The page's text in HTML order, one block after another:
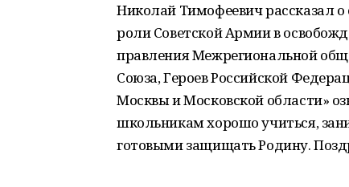
Николай Тимофеевич рассказал о
роли Советской Армии в
правления Межрегиональной
Союза, Героев Российской
Москвы и Московской области»
школьникам хорошо учиться,
готовыми защищать Родину.